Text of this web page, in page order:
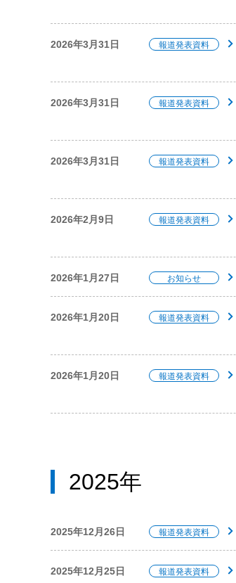
2026年3月31日 報道発表資料
2026年3月31日 報道発表資料
2026年3月31日 報道発表資料
2026年2月9日 報道発表資料
2026年1月27日 お知らせ
2026年1月20日 報道発表資料
2026年1月20日 報道発表資料
2025年
2025年12月26日 報道発表資料
2025年12月25日 報道発表資料